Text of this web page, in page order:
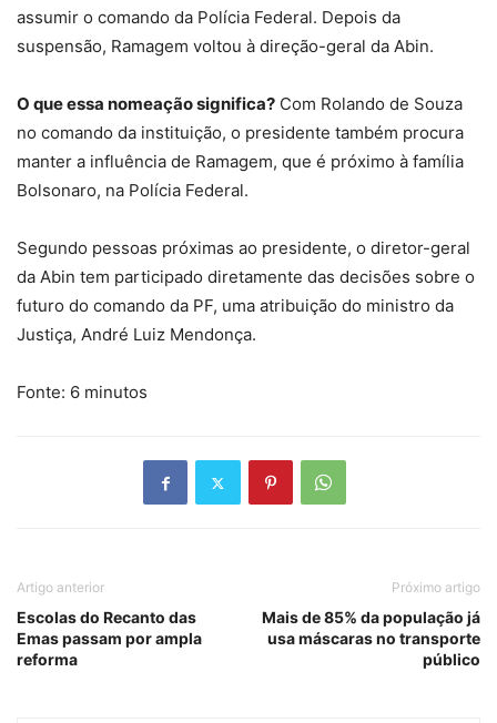
assumir o comando da Polícia Federal. Depois da
suspensão, Ramagem voltou à direção-geral da Abin.
O que essa nomeação significa? Com Rolando de Souza
no comando da instituição, o presidente também procura
manter a influência de Ramagem, que é próximo à família
Bolsonaro, na Polícia Federal.
Segundo pessoas próximas ao presidente, o diretor-geral
da Abin tem participado diretamente das decisões sobre o
futuro do comando da PF, uma atribuição do ministro da
Justiça, André Luiz Mendonça.
Fonte: 6 minutos
Artigo anterior
Escolas do Recanto das
Emas passam por ampla
reforma
Próximo artigo
Mais de 85% da população já
usa máscaras no transporte
público